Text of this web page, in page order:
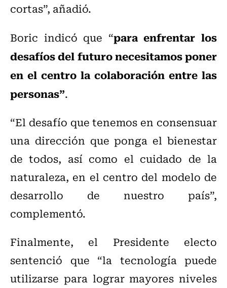
cortas”, añadió.
Boric indicó que “para enfrentar los
desafíos del futuro necesitamos poner
en el centro la colaboración entre las
personas”.
“El desafío que tenemos en consensuar
una dirección que ponga el bienestar
de todos, así como el cuidado de la
naturaleza, en el centro del modelo de
desarrollo de nuestro país”,
complementó.
Finalmente, el Presidente electo
sentenció que “la tecnología puede
utilizarse para lograr mayores niveles